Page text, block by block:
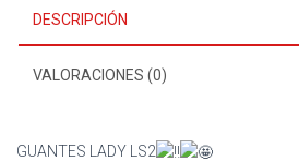
DESCRIPCIÓN
VALORACIONES (0)
GUANTES LADY LS2